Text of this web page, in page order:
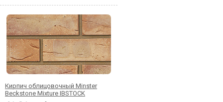
Кирпич облицовочный Minster
Beckstone Mixture IBSTOCK